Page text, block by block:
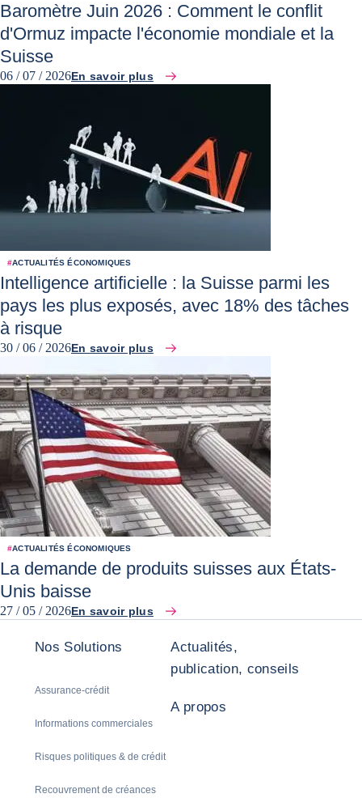
Baromètre Juin 2026 : Comment le conflit
d'Ormuz impacte l'économie mondiale et la
Suisse
06 / 07 / 2026En savoir plus
#ACTUALITÉS ÉCONOMIQUES
Intelligence artificielle : la Suisse parmi les
pays les plus exposés, avec 18% des tâches
à risque
30 / 06 / 2026En savoir plus
#ACTUALITÉS ÉCONOMIQUES
La demande de produits suisses aux États-
Unis baisse
27 / 05 / 2026En savoir plus
Nos Solutions
Assurance-crédit
Informations commerciales
Risques politiques & de crédit
Recouvrement de créances
Actualités,
publication, conseils
A propos